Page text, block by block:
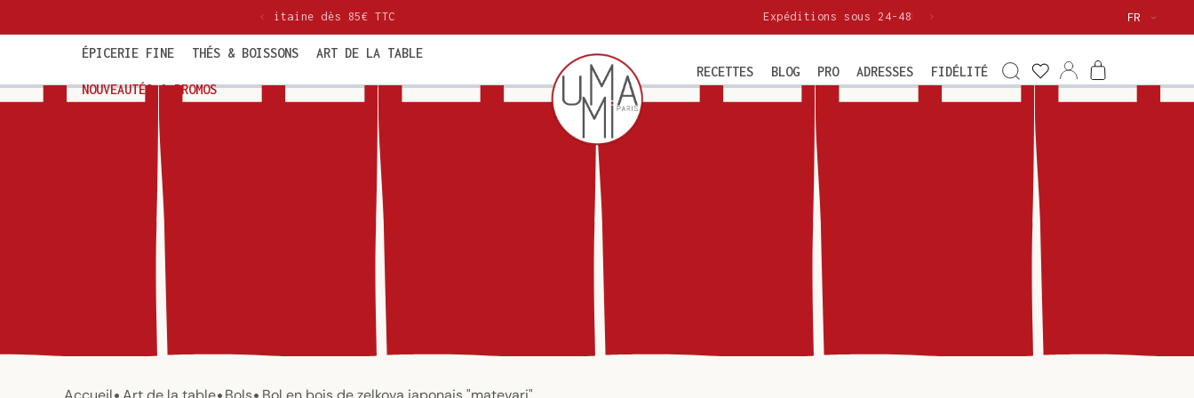
au
FR
ÉPICERIE FINE THÉS & BOISSONS ART DE LA TABLE
NOUVEAUTÉS & PROMOS
RECETTES BLOG PRO ADRESSES FIDÉLITÉ
ma
wishlist
ConnexionPanier